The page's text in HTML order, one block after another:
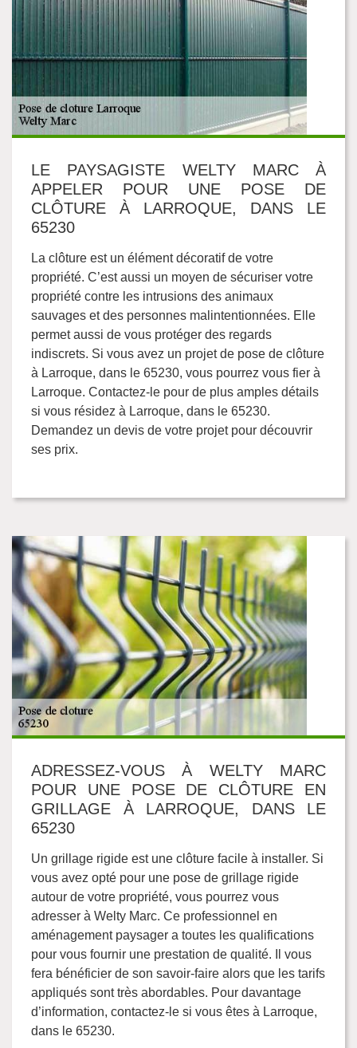
LE PAYSAGISTE WELTY MARC À
APPELER POUR UNE POSE DE
CLÔTURE À LARROQUE, DANS LE
65230
La clôture est un élément décoratif de votre
propriété. C’est aussi un moyen de sécuriser votre
propriété contre les intrusions des animaux
sauvages et des personnes malintentionnées. Elle
permet aussi de vous protéger des regards
indiscrets. Si vous avez un projet de pose de clôture
à Larroque, dans le 65230, vous pourrez vous fier à
Larroque. Contactez-le pour de plus amples détails
si vous résidez à Larroque, dans le 65230.
Demandez un devis de votre projet pour découvrir
ses prix.
ADRESSEZ-VOUS À WELTY MARC
POUR UNE POSE DE CLÔTURE EN
GRILLAGE À LARROQUE, DANS LE
65230
Un grillage rigide est une clôture facile à installer. Si
vous avez opté pour une pose de grillage rigide
autour de votre propriété, vous pourrez vous
adresser à Welty Marc. Ce professionnel en
aménagement paysager a toutes les qualifications
pour vous fournir une prestation de qualité. Il vous
fera bénéficier de son savoir-faire alors que les tarifs
appliqués sont très abordables. Pour davantage
d’information, contactez-le si vous êtes à Larroque,
dans le 65230.